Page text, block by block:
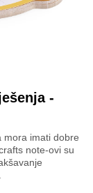
-
mora imati dobre
note-ovi su